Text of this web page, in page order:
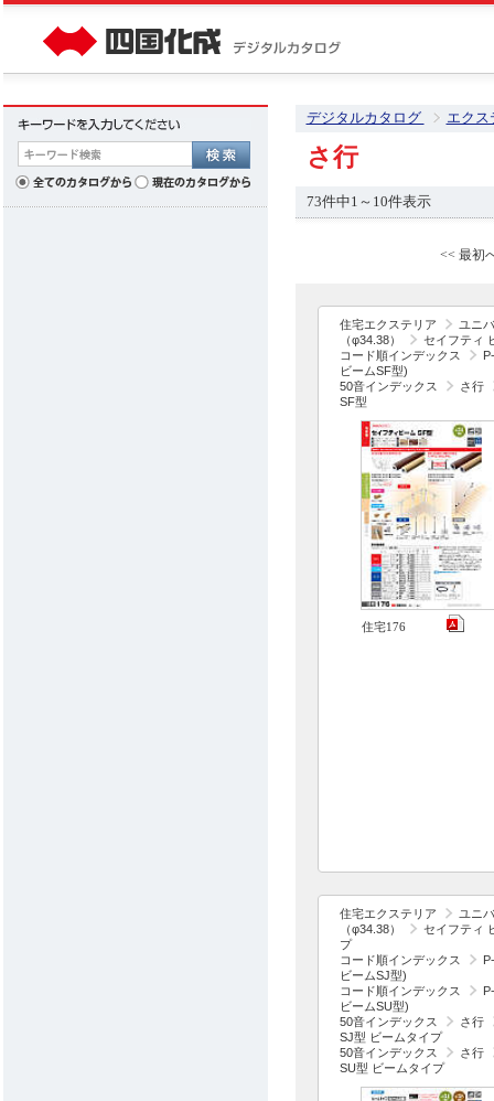
デジタルカタログ エクス
さ行
73件中1～10件表示
<< 最初
住宅エクステリア
ユニ
（φ34.38）
セイフティ
コード順インデックス
ビームSF型)
50音インデックス
さ行
SF型
住宅176
住宅エクステリア
ユニ
（φ34.38）
セイフティ
プ
コード順インデックス
ビームSJ型)
コード順インデックス
ビームSU型)
50音インデックス
さ行
SJ型 ビームタイプ
50音インデックス
さ行
SU型 ビームタイプ